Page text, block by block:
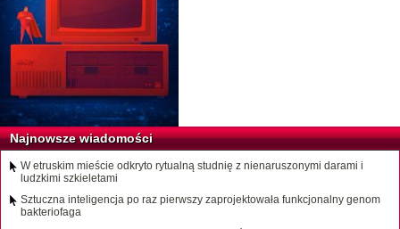
Najnowsze wiadomości
W etruskim mieście odkryto rytualną studnię z nienaruszonymi darami i
ludzkimi szkieletami
Sztuczna inteligencja po raz pierwszy zaprojektowała funkcjonalny genom
bakteriofaga